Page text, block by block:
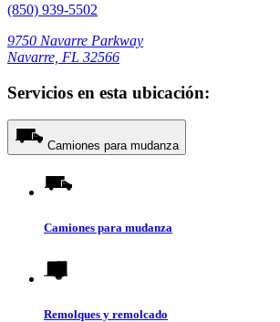
(850) 939-5502
9750 Navarre Parkway
Navarre, FL 32566
Servicios en esta ubicación:
Camiones para mudanza
Camiones para mudanza
Remolques y remolcado